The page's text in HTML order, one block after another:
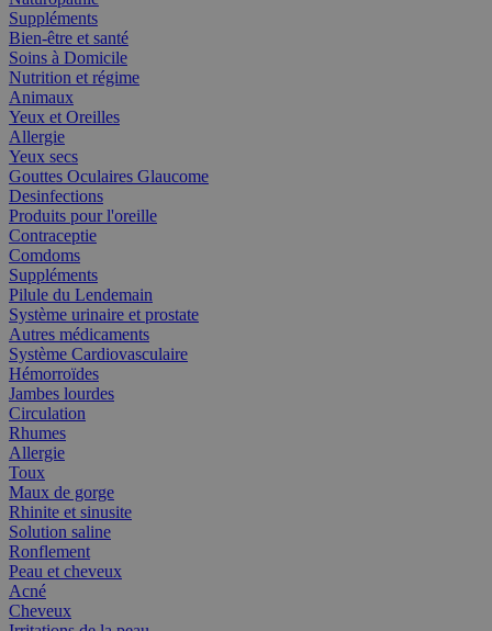
Suppléments
Bien-être et santé
Soins à Domicile
Nutrition et régime
Animaux
Yeux et Oreilles
Allergie
Yeux secs
Gouttes Oculaires Glaucome
Desinfections
Produits pour l'oreille
Contraceptie
Comdoms
Suppléments
Pilule du Lendemain
Système urinaire et prostate
Autres médicaments
Système Cardiovasculaire
Hémorroïdes
Jambes lourdes
Circulation
Rhumes
Allergie
Toux
Maux de gorge
Rhinite et sinusite
Solution saline
Ronflement
Peau et cheveux
Acné
Cheveux